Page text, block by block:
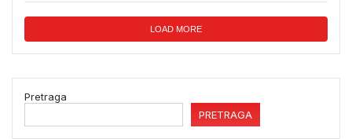
LOAD MORE
Pretraga
PRETRAGA